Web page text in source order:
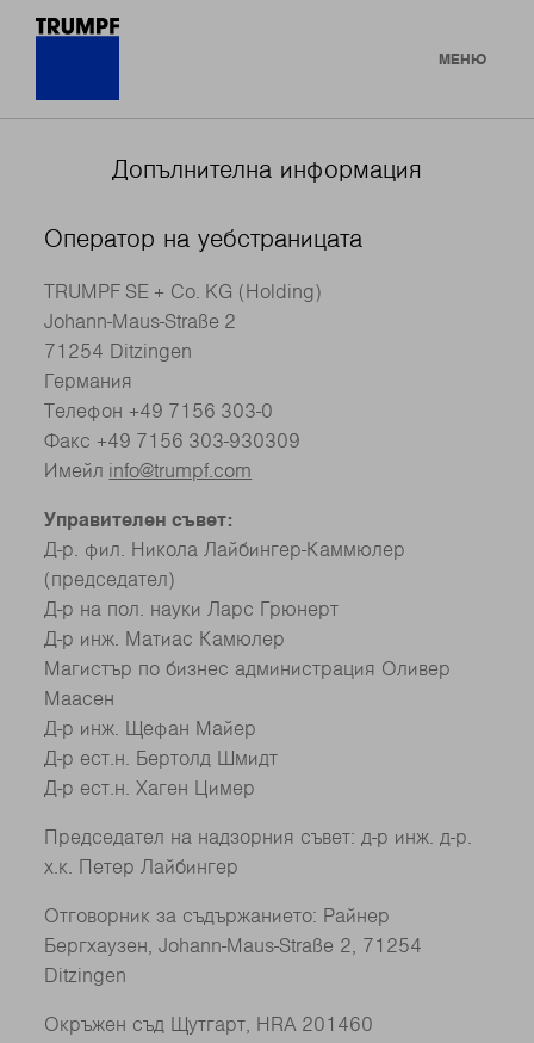
МЕНЮ
Допълнителна информация
Оператор на уебстраницата
TRUMPF SE + Co. KG (Holding)
Johann-Maus-Straße 2
71254 Ditzingen
Германия
Телефон +49 7156 303-0
Факс +49 7156 303-930309
Имейл info@trumpf.com
Управителен съвет:
Д-р. фил. Никола Лайбингер-Каммюлер
(председател)
Д-р на пол. науки Ларс Грюнерт
Д-р инж. Матиас Камюлер
Магистър по бизнес администрация Оливер
Маасен
Д-р инж. Щефан Майер
Д-р ест.н. Бертолд Шмидт
Д-р ест.н. Хаген Цимер
Председател на надзорния съвет: д-р инж. д-р.
х.к. Петер Лайбингер
Отговорник за съдържанието: Райнер
Бергхаузен, Johann-Maus-Straße 2, 71254
Ditzingen
Окръжен съд Щутгарт, HRA 201460